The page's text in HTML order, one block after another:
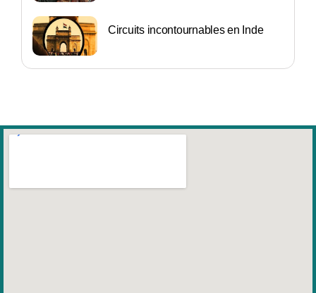
Circuits incontournables en Inde